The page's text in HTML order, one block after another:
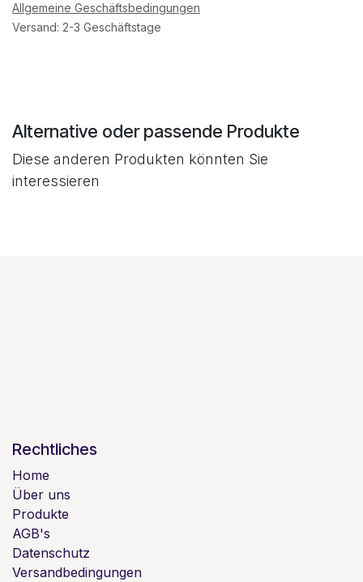
Allgemeine Geschäftsbedingungen
Versand: 2-3 Geschäftstage
Alternative oder passende Produkte
Diese anderen Produkten könnten Sie
interessieren
Rechtliches
Home
Über uns
Produkte
AGB's
Datenschutz
Versandbedingungen